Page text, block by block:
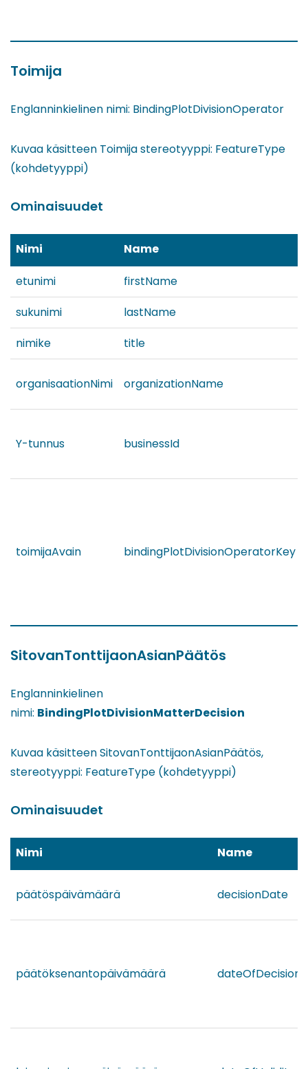
Toimija
Englanninkielinen nimi: BindingPlotDivisionOperator
Kuvaa käsitteen Toimija stereotyyppi: FeatureType
(kohdetyyppi)
Ominaisuudet
Nimi Name
etunimi firstName
sukunimi
lastName
nimike
title
organisaationNimi organizationName
Y-tunnus businessId
toimijaAvain bindingPlotDivisionOperatorKey
SitovanTonttijaonAsianPäätös
Englanninkielinen
nimi: BindingPlotDivisionMatterDecision
Kuvaa käsitteen SitovanTonttijaonAsianPäätös,
stereotyyppi: FeatureType (kohdetyyppi)
Ominaisuudet
Nimi Name
päätöspäivämäärä decisionDate
päätöksenantopäivämäärä dateOfDecision